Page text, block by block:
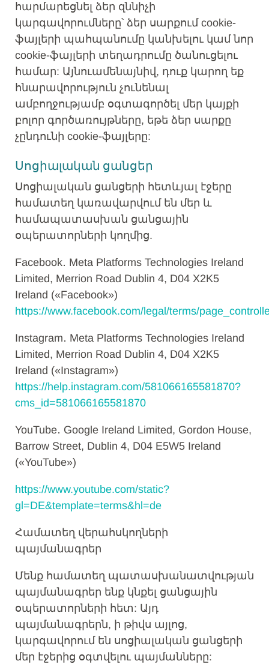
հարմարեցնել ձեր զննիչի
կարգավորումները՝ ձեր սարքում cookie-
ֆայլերի պահպանումը կանխելու կամ նոր
cookie-ֆայլերի տեղադրումը ծանուցելու
համար: Այնուամենայնիվ, դուք կարող եք
հնարավորություն չունենալ
ամբողջությամբ օգտագործել մեր կայքի
բոլոր գործառույթները, եթե ձեր սարքը
չընդունի cookie-ֆայլերը:
Սոցիալական ցանցեր
Սոցիալական ցանցերի հետևյալ էջերը
համատեղ կառավարվում են մեր և
համապատասխան ցանցային
օպերատորների կողմից.
Facebook․ Meta Platforms Technologies Ireland
Limited, Merrion Road Dublin 4, D04 X2K5
Ireland («Facebook»)
https://www.facebook.com/legal/terms/
Instagram․ Meta Platforms Technologies Ireland
Limited, Merrion Road Dublin 4, D04 X2K5
Ireland («Instagram»)
https://help.instagram.com/581066165581870?
cms_id=581066165581870
YouTube․ Google Ireland Limited, Gordon House,
Barrow Street, Dublin 4, D04 E5W5 Ireland
(«YouTube»)
https://www.youtube.com/static?
gl=DE&template=terms&hl=de
Համատեղ վերահսկողների
պայմանագրեր
Մենք համատեղ պատասխանատվության
պայմանագրեր ենք կնքել ցանցային
օպերատորների հետ: Այդ
պայմանագրերն, ի թիվս այլոց,
կարգավորում են սոցիալական ցանցերի
մեր էջերից օգտվելու պայմանները: